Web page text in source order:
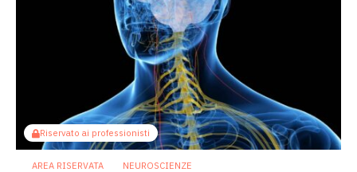
Riservato ai professionisti
AREA RISERVATA NEUROSCIENZE